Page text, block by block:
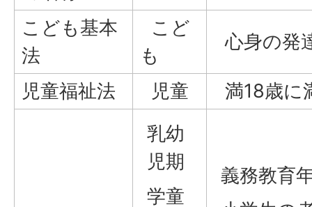
こども基本
法
こど
も
心身の発
児童福祉法 児童 満18歳に
乳幼
児期
学童
義務教育